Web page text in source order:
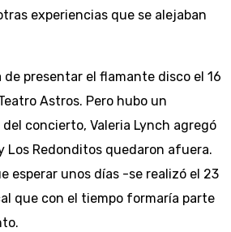
experiencias que se alejaban
de presentar el flamante disco el 16
Astros. Pero hubo un
concierto, Valeria Lynch agregó
Los Redonditos quedaron afuera.
esperar unos días -se realizó el 23
que con el tiempo formaría parte